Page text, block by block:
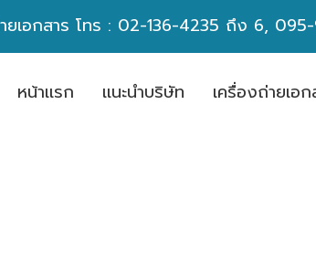
ยเอกสาร โทร : 02-136-4235 ถึง 6, 095-
หน้าเเรก เเนะนำบริษัท เครื่องถ่ายเอก